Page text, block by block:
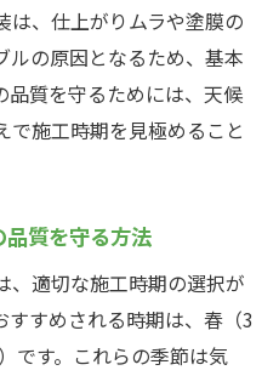
は、仕上がりムラや塗膜の
ルの原因となるため、基本
品質を守るためには、天候
施工時期を見極めること
質を守る方法
、適切な施工時期の選択が
すめされる時期は、春（3
です。これらの季節は気